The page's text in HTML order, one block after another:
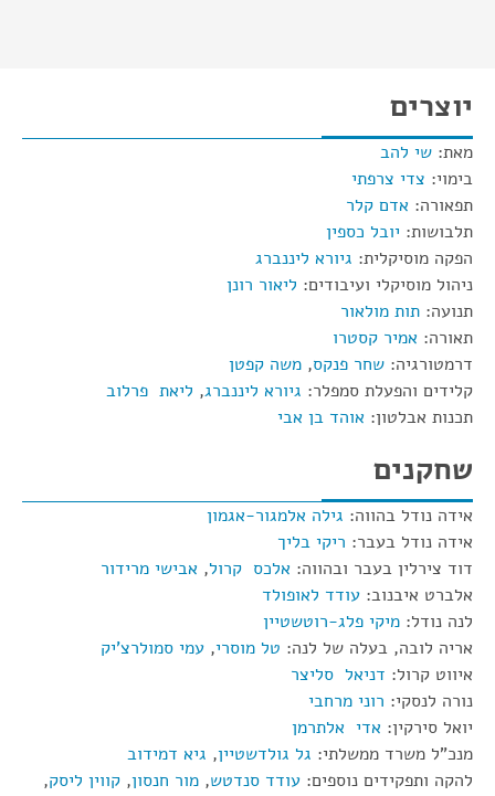
יוצרים
מאת: שי להב
בימוי: צדי צרפתי
תפאורה: אדם קלר
תלבושות: יובל כספין
הפקה מוסיקלית: גיורא ליננברג
ניהול מוסיקלי ועיבודים: ליאור רונן
תנועה: תות מולאור
תאורה: אמיר קסטרו
דרמטורגיה: שחר פנקס, משה קפטן
קלידים והפעלת סמפלר: גיורא ליננברג, ליאת פרלוב
תכנות אבלטון: אוהד בן אבי
שחקנים
אידה נודל בהווה: גילה אלמגור-אגמון
אידה נודל בעבר: ריקי בליך
דוד צירלין בעבר ובהווה: אלכס קרול, אבישי מרידור
אלברט איבנוב: עודד לאופולד
לנה נודל: מיקי פלג-רוטשטיין
אריה לובה, בעלה של לנה: טל מוסרי, עמי סמולרצ'יק
איווט קרול: דניאל סליצר
נורה לנסקי: רוני מרחבי
יואל סירקין: אדי אלתרמן
מנכ"ל משרד ממשלתי: גל גולדשטיין, גיא דמידוב
להקה ותפקידים נוספים: עודד סנדטש, מור חנסון, קווין ליסק,